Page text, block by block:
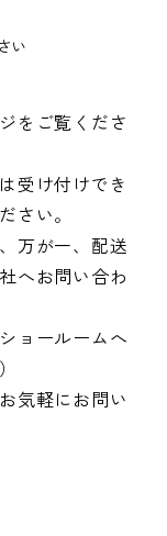
い
をご覧くださ
受け付けでき
さい。
万が一、配送
へお問い合わ
ョールームへ
気軽にお問い